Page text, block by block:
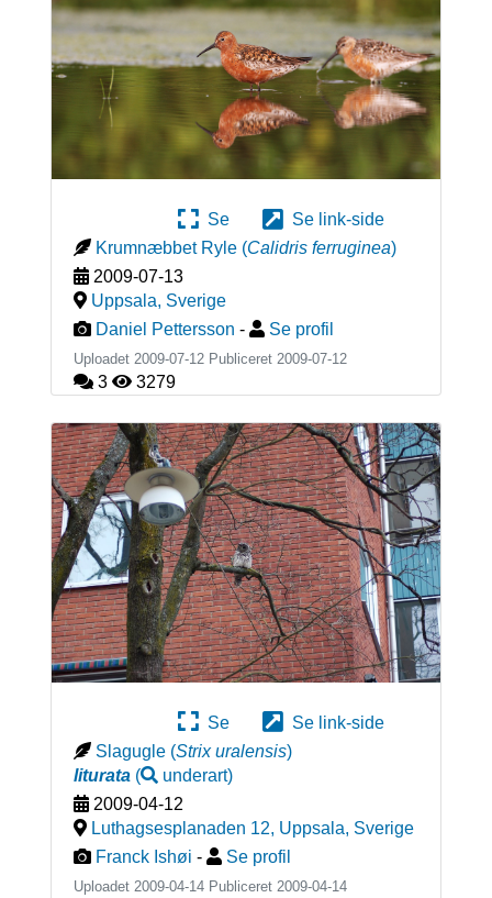
Se
Se link-side
Krumnæbbet Ryle (Calidris ferruginea)
2009-07-13
Uppsala, Sverige
Daniel Pettersson - Se profil
Uploadet 2009-07-12 Publiceret 2009-07-12
3 3279
Se
Se link-side
Slagugle (Strix uralensis)
liturata( underart)
2009-04-12
Luthagsesplanaden 12, Uppsala, Sverige
Franck Ishøi - Se profil
Uploadet 2009-04-14 Publiceret 2009-04-14